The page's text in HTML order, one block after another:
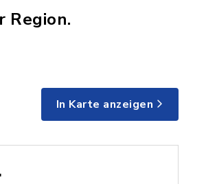
Region.
In Karte anzeigen